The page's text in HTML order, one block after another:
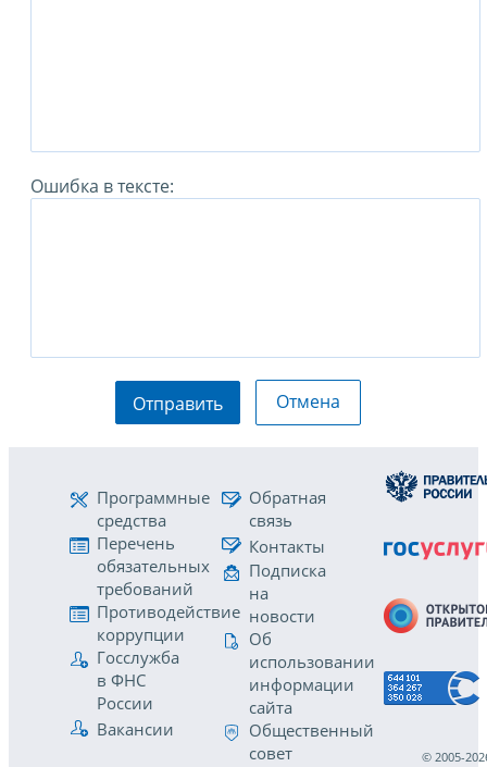
Ошибка в тексте:
Отправить Отмена
Программные
средства
Перечень
обязательных
требований
Противодействие
коррупции
Госслужба
в ФНС
России
Вакансии
Обратная
связь
Контакты
Подписка
на
новости
Об
использовании
информации
сайта
Общественный
совет
© 2005-